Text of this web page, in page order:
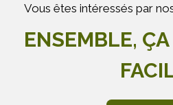
Vous êtes intéressés par
ENSEMBLE,